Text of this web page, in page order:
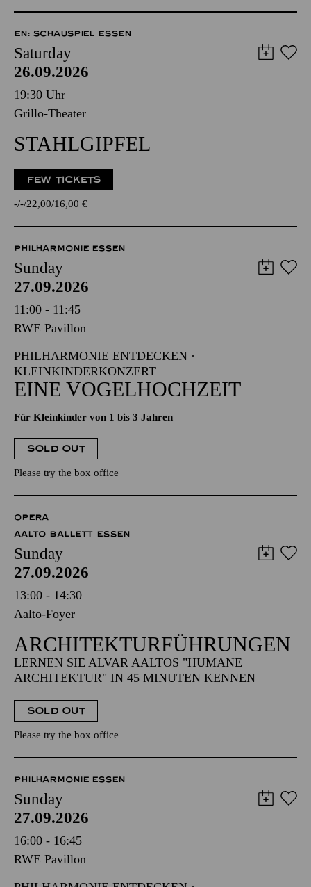
EN: SCHAUSPIEL ESSEN
Saturday
26.09.2026
19:30 Uhr
Grillo-Theater
STAHLGIPFEL
FEW TICKETS
- - 22,00 16,00 €
PHILHARMONIE ESSEN
Sunday
27.09.2026
11:00 - 11:45
RWE Pavillon
PHILHARMONIE ENTDECKEN ·
KLEINKINDERKONZERT
EINE VOGELHOCHZEIT
Für Kleinkinder von 1 bis 3 Jahren
SOLD OUT
Please try the box office
OPERA
AALTO BALLETT ESSEN
Sunday
27.09.2026
13:00 - 14:30
Aalto-Foyer
ARCHITEKTUR­FÜHRUNGEN
LERNEN SIE ALVAR AALTOS "HUMANE
ARCHITEKTUR" IN 45 MINUTEN KENNEN
SOLD OUT
Please try the box office
PHILHARMONIE ESSEN
Sunday
27.09.2026
16:00 - 16:45
RWE Pavillon